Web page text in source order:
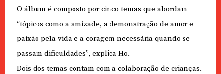
O álbum é composto por cinco temas que abordam
“tópicos como a amizade, a demonstração de amor e
paixão pela vida e a coragem necessária quando se
passam dificuldades”, explica Ho.
Dois dos temas contam com a colaboração de crianças.